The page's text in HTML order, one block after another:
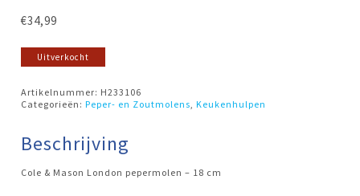
€34,99
Uitverkocht
Artikelnummer: H233106
Categorieën:Peper- en Zoutmolens ,Keukenhulpen
Beschrijving
Cole & Mason London pepermolen – 18 cm